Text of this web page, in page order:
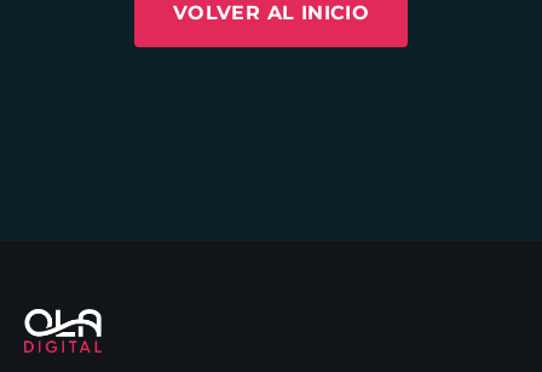
VOLVER AL INICIO